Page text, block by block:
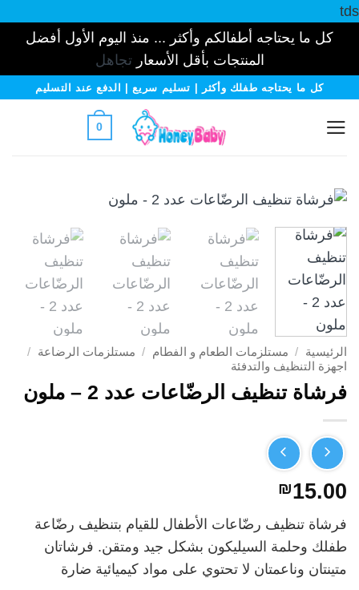
tds
كل ما يحتاجه أطفالكم وأكثر ... منذ اليوم الأول أفضل
المنتجات بأقل الأسعارتجاهل
تخطيكل ما يحتاجه طفلك وأكثر | تسليم سريع | الدفع عند التسليم
0
الرئيسية / مستلزمات الطعام و الفطام / مستلزمات الرضاعة /
اجهزة التنظيف والتدفئة
فرشاة تنظيف الرضّاعات عدد 2 – ملون
₪15.00
فرشاة تنظيف رضّاعات الأطفال للقيام بتنظيف رضّاعة
طفلك وحلمة السيليكون بشكل جيد ومتقن. فرشاتان
متينتان وناعمتان لا تحتوي على مواد كيميائية ضارة